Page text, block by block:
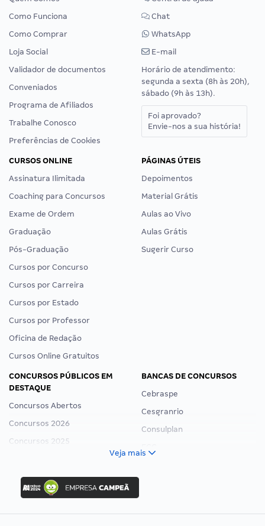
Como Funciona
Como Comprar
Loja Social
Validador de documentos
Conveniados
Programa de Afiliados
Trabalhe Conosco
Preferências de Cookies
Chat
WhatsApp
E-mail
Horário de atendimento:
segunda a sexta (8h às 20h),
sábado (9h às 13h).
Foi aprovado?
Envie-nos a sua história!
CURSOS ONLINE
Assinatura Ilimitada
Coaching para Concursos
Exame de Ordem
Graduação
Pós-Graduação
Cursos por Concurso
Cursos por Carreira
Cursos por Estado
Cursos por Professor
Oficina de Redação
Cursos Online Gratuitos
PÁGINAS ÚTEIS
Depoimentos
Material Grátis
Aulas ao Vivo
Aulas Grátis
Sugerir Curso
CONCURSOS PÚBLICOS EM
DESTAQUE
Concursos Abertos
Concursos 2026
Concursos 2025
Concurso Ibama
Concurso MPU
Editais publicados
BANCAS DE CONCURSOS
Cebraspe
Cesgranrio
Consulplan
Veja mais